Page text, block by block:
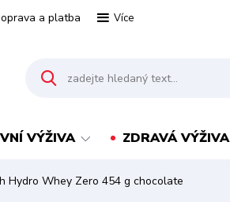
a platba Více
VÝŽIVA ZDRAVÁ VÝŽIVA
Hydro Whey Zero 454 g chocolate